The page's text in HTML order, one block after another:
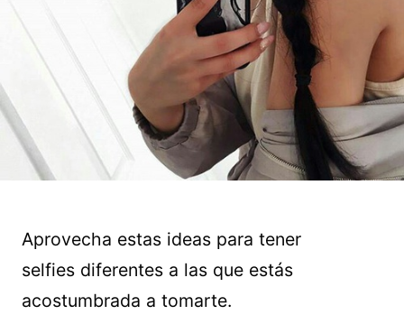
Aprovecha estas ideas para tener
selfies diferentes a las que estás
acostumbrada a tomarte.